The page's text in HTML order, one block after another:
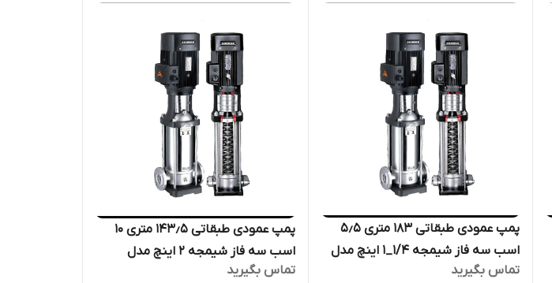
پمپ عمودی طبقاتی ۱۸۳ متری ۵٫۵
اسب سه فاز شیمجه ۱/۴_۱ اینچ مدل
BL4-19 | الکترو پمپ پروانه استیلتماس بگیرید
پمپ عمودی طبقاتی ۱۴۳٫۵ متری ۱۰
اسب سه فاز شیمجه ۲ اینچ مدل
BL12-12 | الکترو پمپ پروانه استیلتماس بگیرید